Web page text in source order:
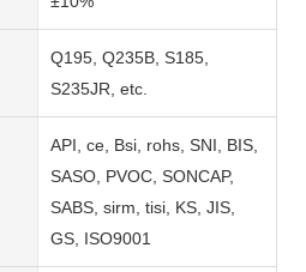
Q195, Q235B, S185,
S235JR, etc.
API, ce, Bsi, rohs, SNI, BIS,
SASO, PVOC, SONCAP,
SABS, sirm, tisi, KS, JIS,
GS, ISO9001